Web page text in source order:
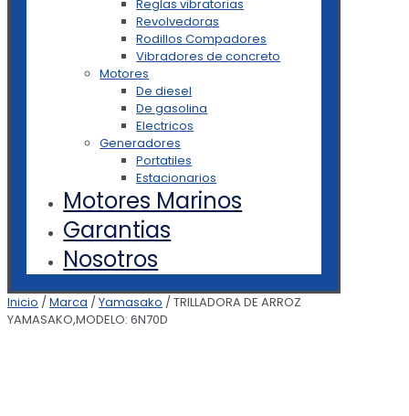
Reglas vibratorias
Revolvedoras
Rodillos Compadores
Vibradores de concreto
Motores
De diesel
De gasolina
Electricos
Generadores
Portatiles
Estacionarios
Motores Marinos
Garantias
Nosotros
Inicio / Marca / Yamasako / TRILLADORA DE ARROZ
YAMASAKO,MODELO: 6N70D